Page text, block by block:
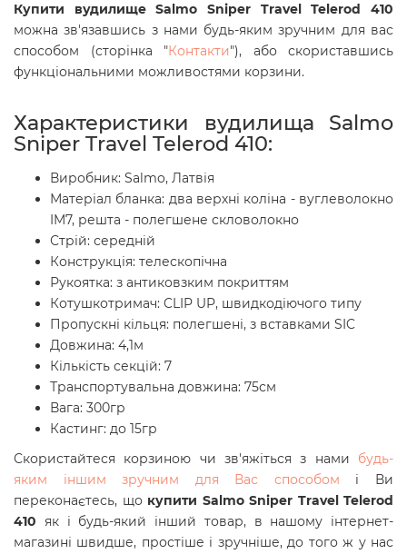
Купити вудилище Salmo Sniper Travel Telerod 410
можна зв'язавшись з нами будь-яким зручним для вас
способом (сторінка "Контакти"), або скориставшись
функціональними можливостями корзини.
Характеристики вудилища Salmo
Sniper Travel Telerod 410:
Виробник: Salmo, Латвія
Матеріал бланка: два верхні коліна - вуглеволокно
IM7, решта - полегшене скловолокно
Стрій: середній
Конструкція: телескопічна
Рукоятка: з антиковзким покриттям
Котушкотримач: CLIP UP, швидкодіючого типу
Пропускні кільця: полегшені, з вставками SIC
Довжина: 4,1м
Кількість секцій: 7
Транспортувальна довжина: 75см
Вага: 300гр
Кастинг: до 15гр
Скористайтеся корзиною чи зв'яжіться з нами будь-
яким іншим зручним для Вас способом і Ви
переконаєтесь, що купити Salmo Sniper Travel Telerod
410 як і будь-який інший товар, в нашому інтернет-
магазині швидше, простіше і зручніше, до того ж у нас